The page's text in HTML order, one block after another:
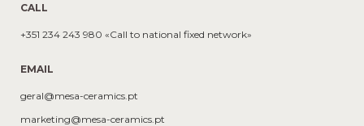
CALL
+351 234 243 980 «Call to national fixed network»
EMAIL
geral@mesa-ceramics.pt
marketing@mesa-ceramics.pt